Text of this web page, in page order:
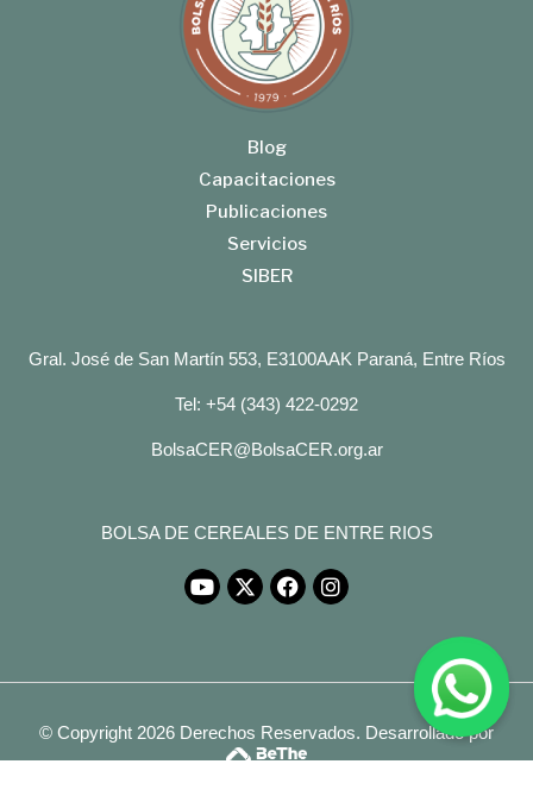
Blog
Capacitaciones
Publicaciones
Servicios
SIBER
Gral. José de San Martín 553, E3100AAK Paraná, Entre Ríos
Tel: +54 (343) 422-0292
BolsaCER@BolsaCER.org.ar
BOLSA DE CEREALES DE ENTRE RIOS
© Copyright 2026 Derechos Reservados. Desarrollado por